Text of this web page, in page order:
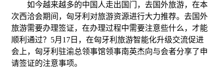
如今越来越多的中国人走出国门，去国外旅游，在本
次西洽会期间，匈牙利对旅游资源进行大力推荐。去国外
旅游需要办理签证，在办理过程中需要注意些什么，才能
顺利通过？5月17日，在匈牙利旅游智能化升级交流促进
会上，匈牙利驻渝总领事馆领事南英杰向与会者分享了申
请签证的注意事项。